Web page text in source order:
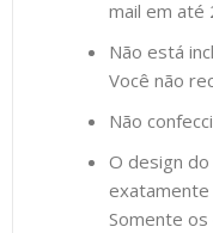
mail em até
Não está
Você não
Não
O design
exatamente
Somente